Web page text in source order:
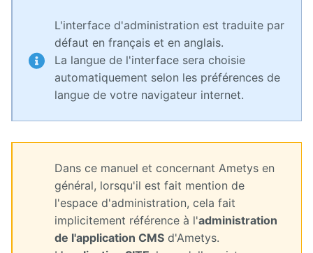
L'interface d'administration est traduite par
défaut en français et en anglais.
La langue de l'interface sera choisie
automatiquement selon les préférences de
langue de votre navigateur internet.
Dans ce manuel et concernant Ametys en
général, lorsqu'il est fait mention de
l'espace d'administration, cela fait
implicitement référence à l'administration
de l'application CMS d'Ametys.